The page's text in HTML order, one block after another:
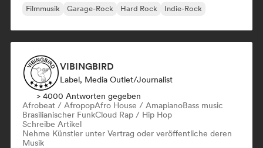
Filmmusik
Garage-Rock Hard Rock Indie-Rock
VIBINGBIRD
Label, Media Outlet/Journalist
> 4000 Antworten gegeben
Afrobeat / AfropopAfro House / AmapianoBass music
Brasilianischer FunkCloud Rap / Hip Hop
Schreibe Artikel
Nehme Künstler unter Vertrag oder veröffentliche deren
Musik